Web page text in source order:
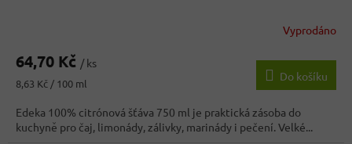
produktu
4,0
z
5
hvězdiček.
Vyprodáno
64,70 Kč / ks
Měrná
8,63 Kč / 100 ml
Do košíku
Edeka 100% citrónová šťáva 750 ml je praktická zásoba do
kuchyně pro čaj, limonády, zálivky, marinády i pečení. Velké...